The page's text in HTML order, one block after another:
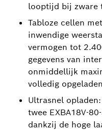
looptijd bij zware
Tabloze cellen
inwendige
vermogen tot
gegevens van
onmiddellijk
volledig
Ultrasnel
twee EXBA18V-
dankzij de hoge